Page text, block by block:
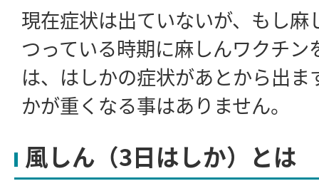
現在症状は出ていないが、もし麻
つっている時期に麻しんワクチン
は、はしかの症状があとから出ま
かが重くなる事はありません。
風しん（3日はしか）とは